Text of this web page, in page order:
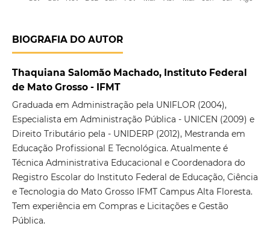
BIOGRAFIA DO AUTOR
Thaquiana Salomão Machado, Instituto Federal
de Mato Grosso - IFMT
Graduada em Administração pela UNIFLOR (2004),
Especialista em Administração Pública - UNICEN (2009) e
Direito Tributário pela - UNIDERP (2012), Mestranda em
Educação Profissional E Tecnológica. Atualmente é
Técnica Administrativa Educacional e Coordenadora do
Registro Escolar do Instituto Federal de Educação, Ciência
e Tecnologia do Mato Grosso IFMT Campus Alta Floresta.
Tem experiência em Compras e Licitações e Gestão
Pública.